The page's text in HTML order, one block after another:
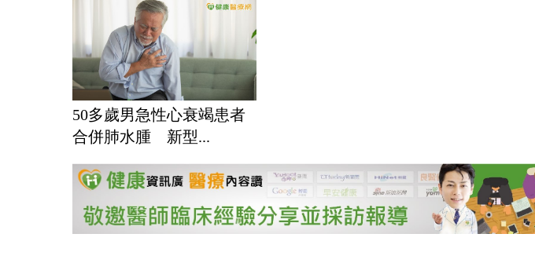
50多歲男急性心衰竭患者
合併肺水腫 新型...